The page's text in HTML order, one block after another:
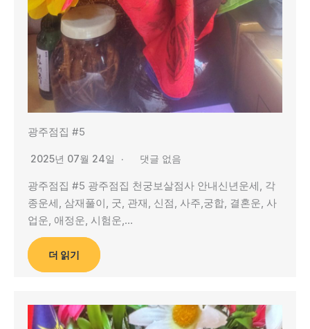
광주점집 #5
2025년 07월 24일 댓글 없음
광주점집 #5 광주점집 천궁보살점사 안내신년운세, 각
종운세, 삼재풀이, 굿, 관재, 신점, 사주,궁합, 결혼운, 사
업운, 애정운, 시험운,…
더 읽기